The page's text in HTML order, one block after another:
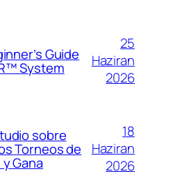
Guide
System
25
Haziran
2026
sobre
Torneos de
Gana
18
Haziran
2026